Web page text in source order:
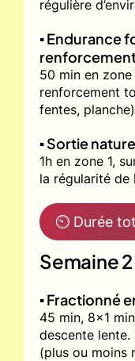
régulière
▪️ Endurance
50 min en
renforcement
fentes,
▪️ Sortie
1h en zone 1,
la régularité de
⏲ Durée
Semaine 2
▪️ Fractionné
45 min, 8x1
descente lente.
(plus ou moins